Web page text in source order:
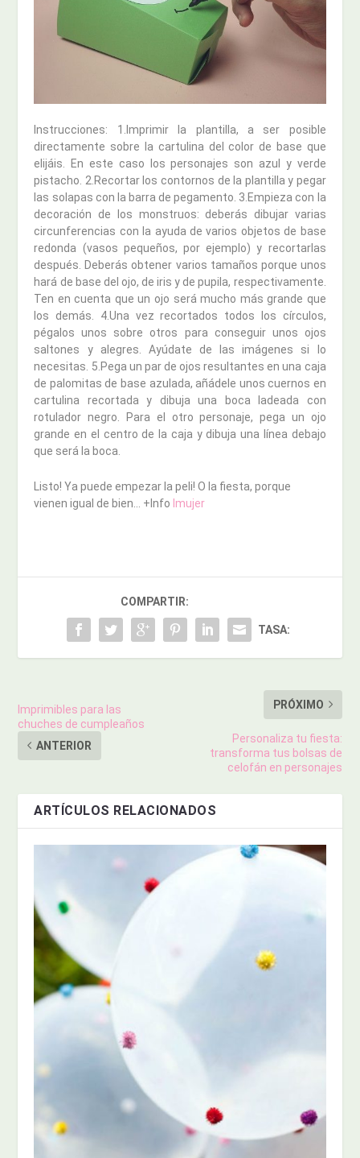
Instrucciones: 1.Imprimir la plantilla, a ser posible
directamente sobre la cartulina del color de base que
elijáis. En este caso los personajes son azul y verde
pistacho. 2.Recortar los contornos de la plantilla y pegar
las solapas con la barra de pegamento. 3.Empieza con la
decoración de los monstruos: deberás dibujar varias
circunferencias con la ayuda de varios objetos de base
redonda (vasos pequeños, por ejemplo) y recortarlas
después. Deberás obtener varios tamaños porque unos
hará de base del ojo, de iris y de pupila, respectivamente.
Ten en cuenta que un ojo será mucho más grande que
los demás. 4.Una vez recortados todos los círculos,
pégalos unos sobre otros para conseguir unos ojos
saltones y alegres. Ayúdate de las imágenes si lo
necesitas. 5.Pega un par de ojos resultantes en una caja
de palomitas de base azulada, añádele unos cuernos en
cartulina recortada y dibuja una boca ladeada con
rotulador negro. Para el otro personaje, pega un ojo
grande en el centro de la caja y dibuja una línea debajo
que será la boca.
Listo! Ya puede empezar la peli! O la fiesta, porque
vienen igual de bien… +Info Imujer
COMPARTIR:
TASA:
Imprimibles para las
chuches de cumpleaños
ANTERIOR
PRÓXIMO
Personaliza tu fiesta:
transforma tus bolsas de
celofán en personajes
ARTÍCULOS RELACIONADOS